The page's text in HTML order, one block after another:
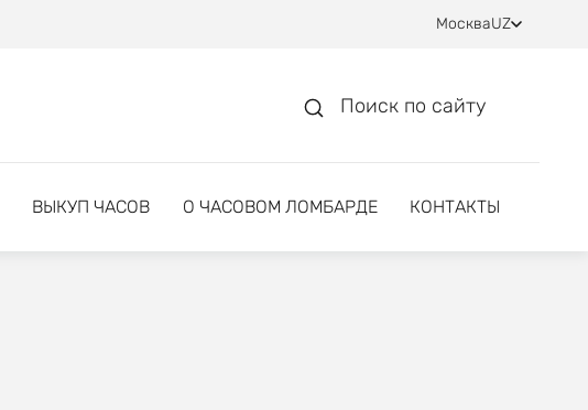
МоскваUZ
Поиск по сайту
ВЫКУП ЧАСОВ О ЧАСОВОМ ЛОМБАРДЕ КОНТАКТЫ